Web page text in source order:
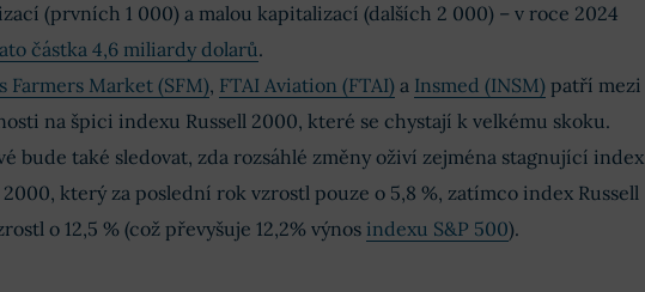
(prvních 1 000) a malou kapitalizací (dalších 2 000) – v roce 2024
částka 4,6 miliardy dolarů.
Farmers Market (SFM), FTAI Aviation (FTAI) a Insmed (INSM) patří mezi
na špici indexu Russell 2000, které se chystají k velkému skoku.
bude také sledovat, zda rozsáhlé změny oživí zejména stagnující index
2000, který za poslední rok vzrostl pouze o 5,8 %, zatímco index Russell
o 12,5 % (což převyšuje 12,2% výnos indexu S&P 500).